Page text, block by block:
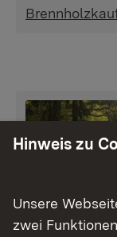
Hinweis zu
Unsere
zwei